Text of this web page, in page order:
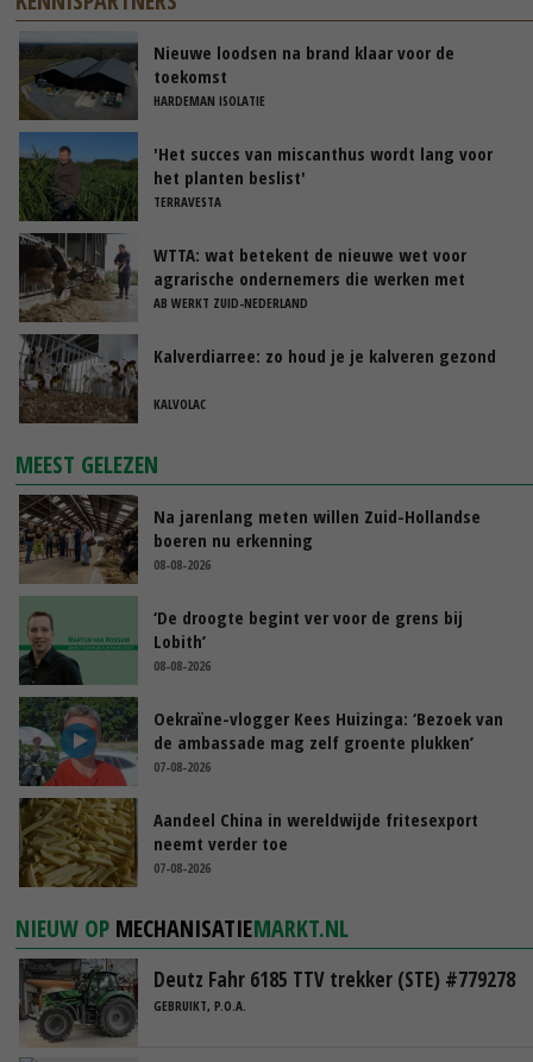
Nieuwe loodsen na brand klaar voor de
toekomst
HARDEMAN ISOLATIE
'Het succes van miscanthus wordt lang voor
het planten beslist'
TERRAVESTA
WTTA: wat betekent de nieuwe wet voor
agrarische ondernemers die werken met
uitzendkrachten?
AB WERKT ZUID-NEDERLAND
Kalverdiarree: zo houd je je kalveren gezond
KALVOLAC
MEEST GELEZEN
Na jarenlang meten willen Zuid-Hollandse
boeren nu erkenning
08-08-2026
‘De droogte begint ver voor de grens bij
Lobith’
08-08-2026
Oekraïne-vlogger Kees Huizinga: ‘Bezoek van
de ambassade mag zelf groente plukken’
07-08-2026
Aandeel China in wereldwijde fritesexport
neemt verder toe
07-08-2026
NIEUW OP MECHANISATIEMARKT.NL
Deutz Fahr 6185 TTV trekker (STE) #779278
GEBRUIKT, P.O.A.